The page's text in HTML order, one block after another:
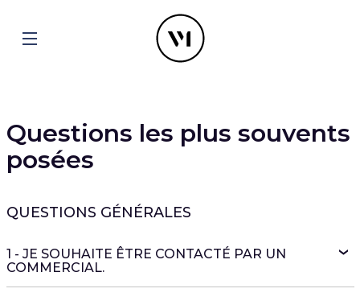
Questions les plus souvents
posées
QUESTIONS GÉNÉRALES
1 - JE SOUHAITE ÊTRE CONTACTÉ PAR UN
COMMERCIAL.